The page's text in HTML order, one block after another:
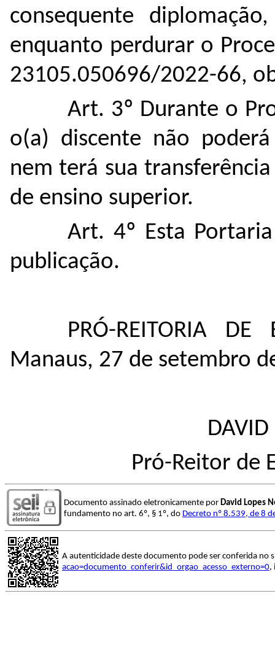
consequente
enquanto perdurar o
23105.050696/2022-66,
Art. 3º Durante o
o(a) discente não
nem terá sua
de ensino superior.
Art. 4º Esta
publicação.
PRÓ-REITORIA
Manaus, 27 de setembro
DAVID
Pró-Reitor de
Documento assinado eletronicamente por David Lopes
fundamento no art. 6º, § 1º, do Decreto nº 8.539, de 8
A autenticidade deste documento pode ser conferida no
acao=documento_conferir&id_orgao_acesso_externo=0,